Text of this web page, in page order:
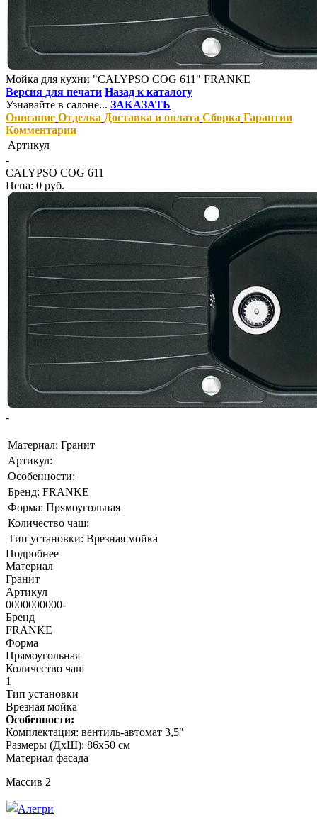
Мойка для кухни "CALYPSO COG 611" FRANKE
Версия для печати Назад к каталогу
Узнавайте в салоне... ЗАКАЗАТЬ
Описание Отделка Доставка и оплата Сборка Гарантии
Комментарии
Артикул
-
CALYPSO COG 611
Цена: 0 руб.
-
Материал: Гранит
Артикул:
Особенности:
Бренд: FRANKE
Форма: Прямоугольная
Количество чаш:
Тип установки: Врезная мойка
Подробнее
Материал
Гранит
Артикул
0000000000-
Бренд
FRANKE
Форма
Прямоугольная
Количество чаш
1
Тип установки
Врезная мойка
Особенности:
Комплектация: вентиль-автомат 3,5"
Размеры (ДхШ): 86х50 см
Материал фасада
Массив 2